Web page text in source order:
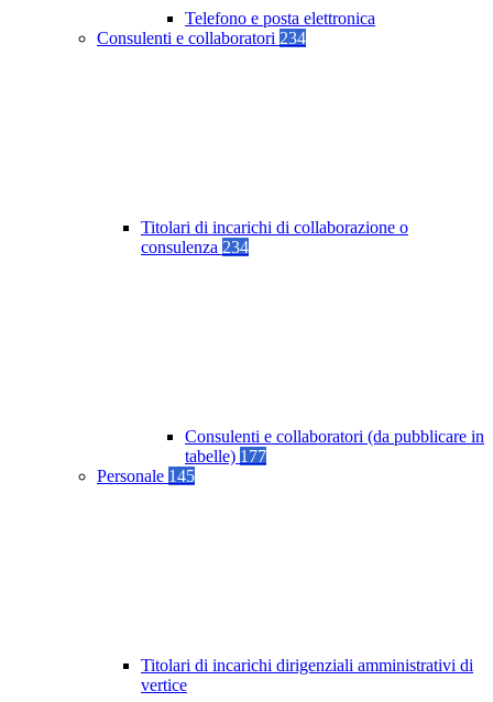
Telefono e posta elettronica
Consulenti e collaboratori 234
Titolari di incarichi di collaborazione o
consulenza 234
Consulenti e collaboratori (da pubblicare in
tabelle) 177
Personale 145
Titolari di incarichi dirigenziali amministrativi di
vertice